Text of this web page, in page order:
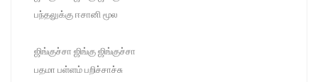
பந்தலுக்கு ஈசானி மூல
ஜிங்குச்சா ஜிங்கு ஜிங்குச்சா
பதமா பள்ளம் பறிச்சாச்சு